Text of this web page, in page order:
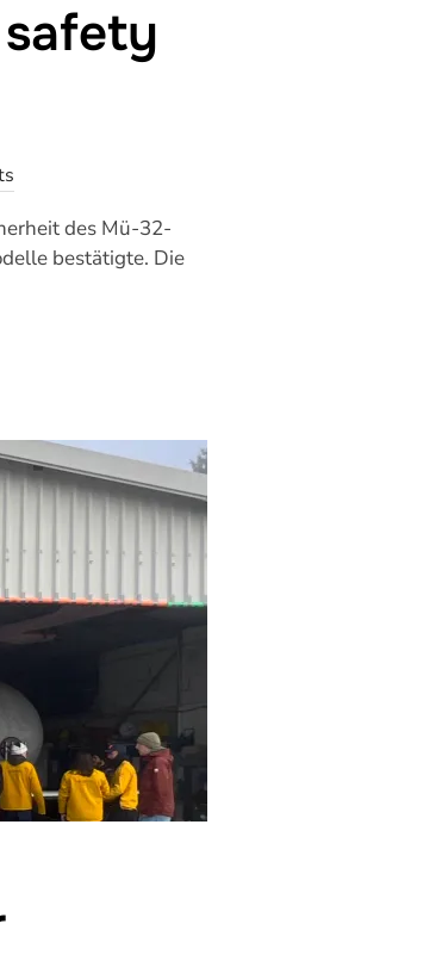
des Mü-32-
bestätigte. Die